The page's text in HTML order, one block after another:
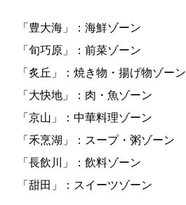
「豊大海」：海鮮ゾーン
「旬巧原」：前菜ゾーン
「炙丘」：焼き物・揚げ物ゾーン
「大快地」：肉・魚ゾーン
「京山」：中華料理ゾーン
「禾烹湖」：スープ・粥ゾーン
「長飲川」：飲料ゾーン
「甜田」：スイーツゾーン